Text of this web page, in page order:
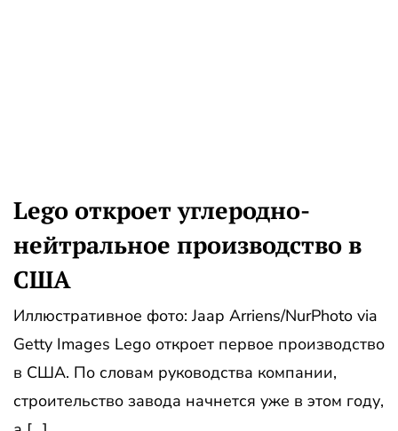
Lego откроет углеродно-
нейтральное производство в
США
Иллюстративное фото: Jaap Arriens/NurPhoto via
Getty Images Lego откроет первое производство
в США. По словам руководства компании,
строительство завода начнется уже в этом году,